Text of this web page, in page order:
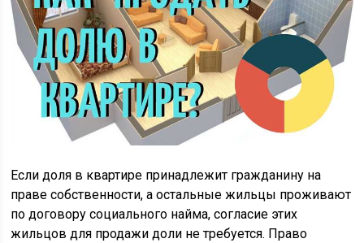
Если доля в квартире принадлежит гражданину на
праве собственности, а остальные жильцы проживают
по договору социального найма, согласие этих
жильцов для продажи доли не требуется. Право